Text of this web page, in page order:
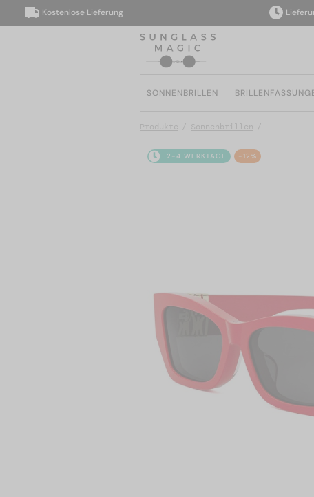
Kostenlose Lieferung Lieferung
SONNENBRILLEN
Produkte Sonnenbrillen
2-4 WERKTAGE -12%